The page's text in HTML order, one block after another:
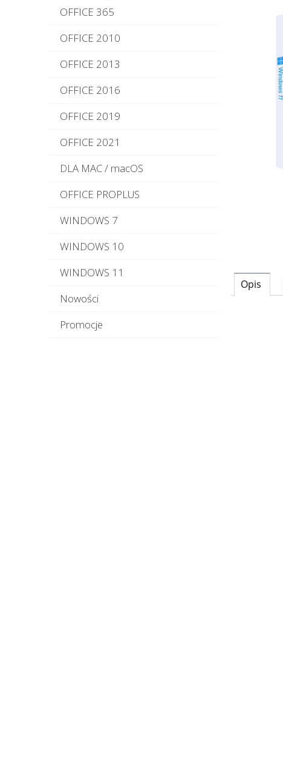
OFFICE 365
OFFICE 2010
OFFICE 2013
OFFICE 2016
OFFICE 2019
OFFICE 2021
DLA MAC / macOS
OFFICE PROPLUS
WINDOWS 7
WINDOWS 10
WINDOWS 11
Nowości
Promocje
Opis